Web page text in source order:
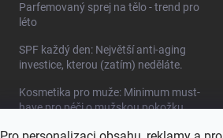
Parfemovaný sprej na tělo - trend pro
léto
SPF každý den: Největší anti-aging
investice, kterou (zatím) neděláte.
Kosmetika pro muže: Minimum must-
have pro péči o mužskou pokožku